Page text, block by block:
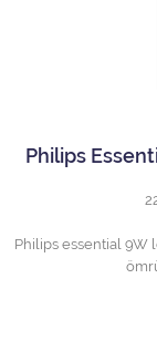
Philips
Philips essential 9W